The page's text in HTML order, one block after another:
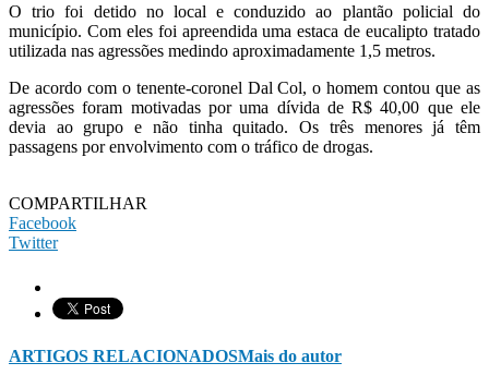
O trio foi detido no local e conduzido ao plantão policial do
município. Com eles foi apreendida uma estaca de eucalipto tratado
utilizada nas agressões medindo aproximadamente 1,5 metros.
De acordo com o tenente-coronel Dal Col, o homem contou que as
agressões foram motivadas por uma dívida de R$ 40,00 que ele
devia ao grupo e não tinha quitado. Os três menores já têm
passagens por envolvimento com o tráfico de drogas.
COMPARTILHAR
Facebook
Twitter
ARTIGOS RELACIONADOSMais do autor